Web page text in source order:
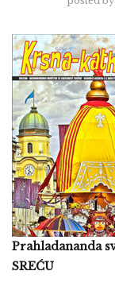
Prahladananda
SREĆU